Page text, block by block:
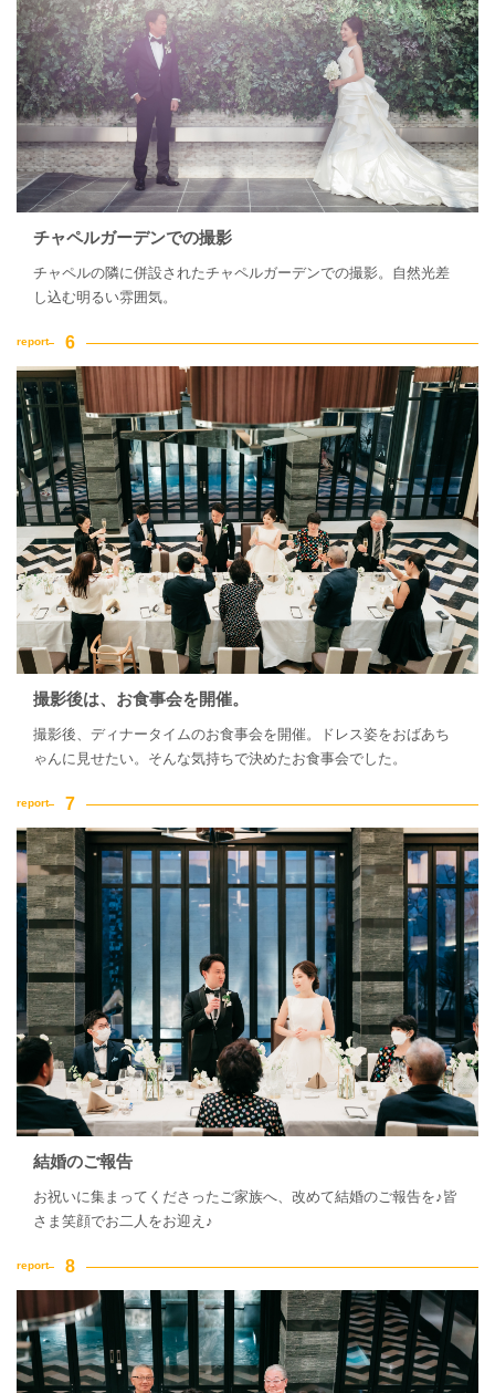
チャペルガーデンでの撮影
チャペルの隣に併設されたチャペルガーデンでの撮影。自然光差
し込む明るい雰囲気。
撮影後は、お食事会を開催。
撮影後、ディナータイムのお食事会を開催。ドレス姿をおばあち
ゃんに見せたい。そんな気持ちで決めたお食事会でした。
結婚のご報告
お祝いに集まってくださったご家族へ、改めて結婚のご報告を♪皆
さま笑顔でお二人をお迎え♪